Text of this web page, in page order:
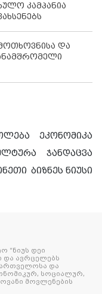
კამპანია
და
ეკონომიკა
ჯანდაცვა
ბიზნეს ნიუსი
“ნიუს დეი
და ავრცელებს
და
სოციალურ,
მოვლენების